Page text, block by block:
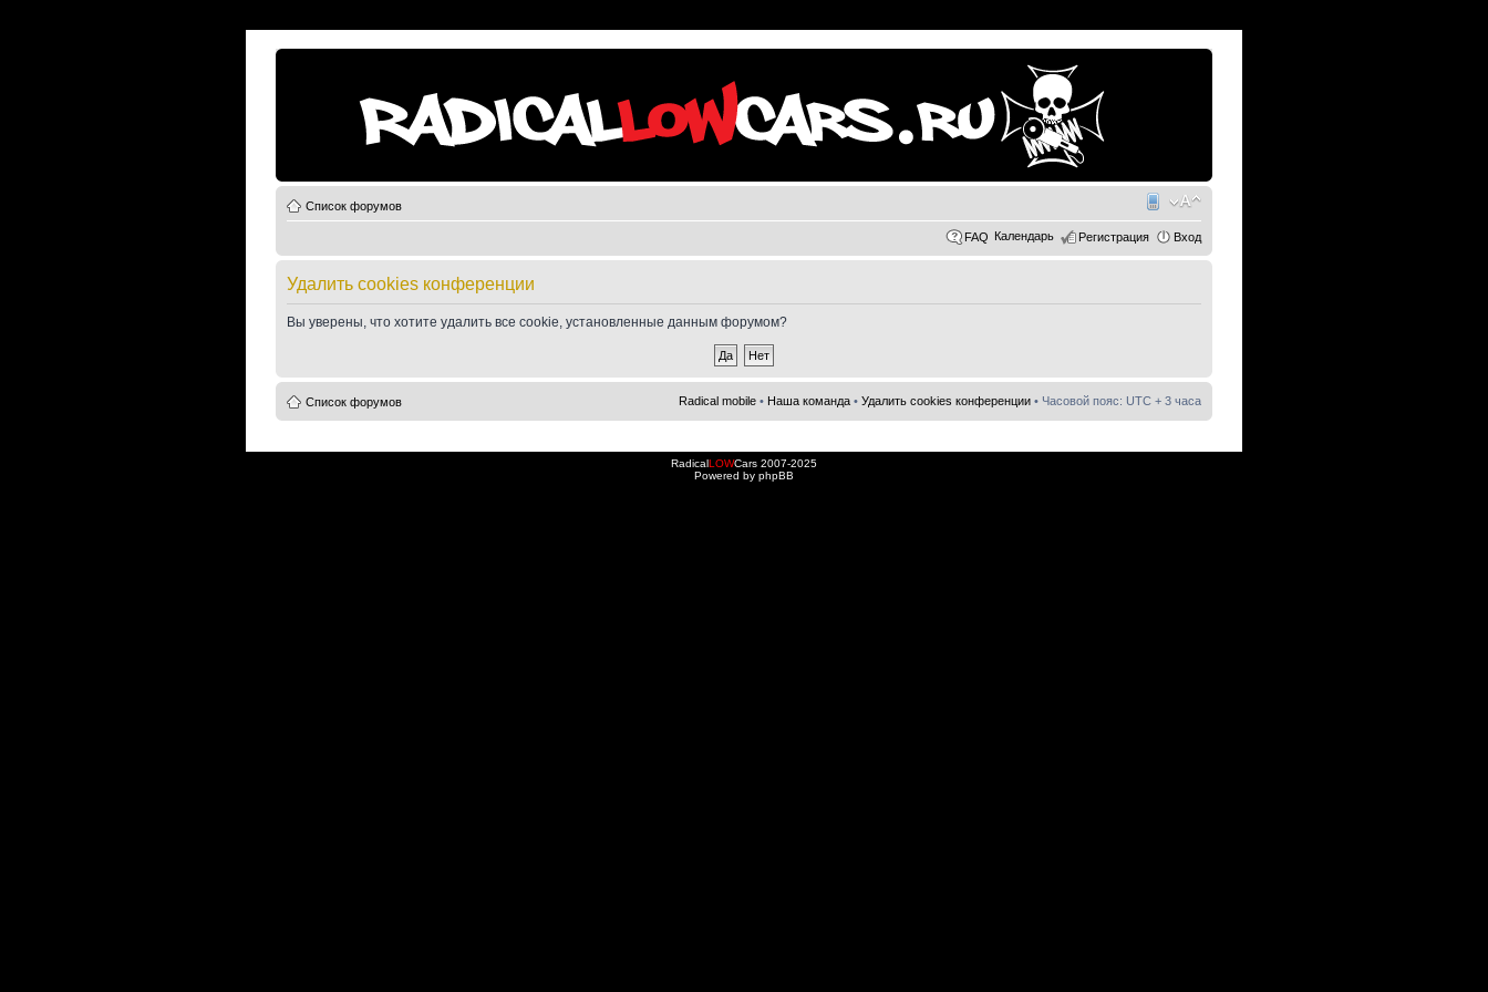
Список форумов
FAQ Календарь Регистрация Вход
Удалить cookies конференции
Вы уверены, что хотите удалить все cookie, установленные данным форумом?
Список форумов Radical mobile • Наша команда • Удалить cookies конференции • Часовой пояс: UTC + 3 часа
RadicalLOWCars 2007-2025
Powered by phpBB